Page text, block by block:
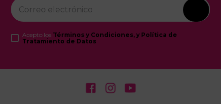
Acepto los Términos y Condiciones, y Política de
Tratamiento de Datos